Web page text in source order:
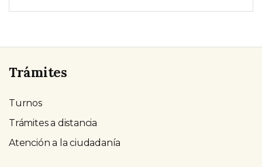
Trámites
Turnos
Trámites a distancia
Atención a la ciudadanía